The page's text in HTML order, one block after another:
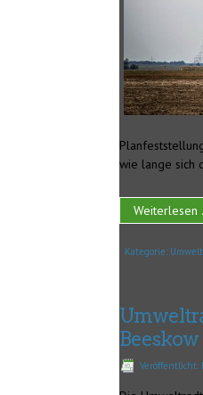
wie lange sich
Weiterlesen
Kategorie: Umwelt
Veröffentlicht: